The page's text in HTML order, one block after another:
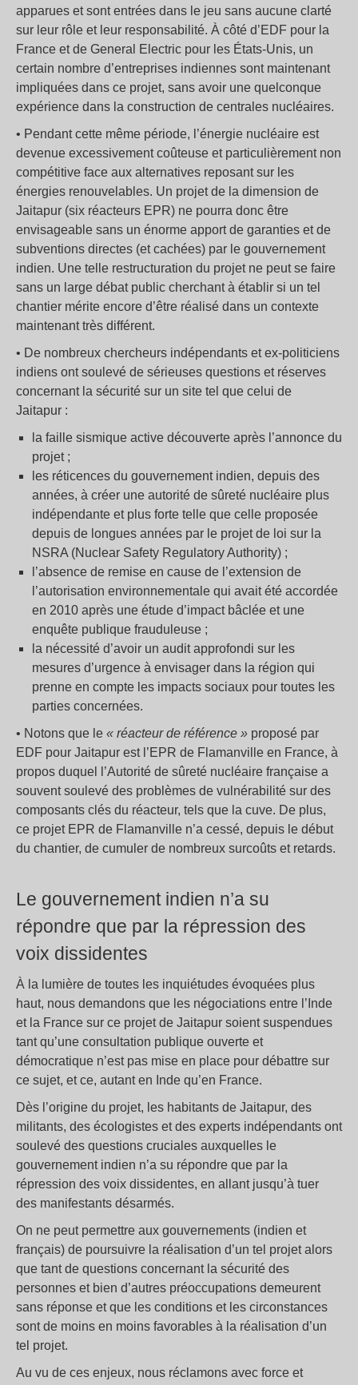
apparues et sont entrées dans le jeu sans aucune clarté
sur leur rôle et leur responsabilité. À côté d’EDF pour la
France et de General Electric pour les États-Unis, un
certain nombre d’entreprises indiennes sont maintenant
impliquées dans ce projet, sans avoir une quelconque
expérience dans la construction de centrales nucléaires.
• Pendant cette même période, l’énergie nucléaire est
devenue excessivement coûteuse et particulièrement non
compétitive face aux alternatives reposant sur les
énergies renouvelables. Un projet de la dimension de
Jaitapur (six réacteurs EPR) ne pourra donc être
envisageable sans un énorme apport de garanties et de
subventions directes (et cachées) par le gouvernement
indien. Une telle restructuration du projet ne peut se faire
sans un large débat public cherchant à établir si un tel
chantier mérite encore d’être réalisé dans un contexte
maintenant très différent.
• De nombreux chercheurs indépendants et ex-politiciens
indiens ont soulevé de sérieuses questions et réserves
concernant la sécurité sur un site tel que celui de
Jaitapur :
la faille sismique active découverte après l’annonce du
projet ;
les réticences du gouvernement indien, depuis des
années, à créer une autorité de sûreté nucléaire plus
indépendante et plus forte telle que celle proposée
depuis de longues années par le projet de loi sur la
NSRA (Nuclear Safety Regulatory Authority) ;
l’absence de remise en cause de l’extension de
l’autorisation environnementale qui avait été accordée
en 2010 après une étude d’impact bâclée et une
enquête publique frauduleuse ;
la nécessité d’avoir un audit approfondi sur les
mesures d’urgence à envisager dans la région qui
prenne en compte les impacts sociaux pour toutes les
parties concernées.
• Notons que le « réacteur de référence » proposé par
EDF pour Jaitapur est l’EPR de Flamanville en France, à
propos duquel l’Autorité de sûreté nucléaire française a
souvent soulevé des problèmes de vulnérabilité sur des
composants clés du réacteur, tels que la cuve. De plus,
ce projet EPR de Flamanville n’a cessé, depuis le début
du chantier, de cumuler de nombreux surcoûts et retards.
Le gouvernement indien n’a su
répondre que par la répression des
voix dissidentes
À la lumière de toutes les inquiétudes évoquées plus
haut, nous demandons que les négociations entre l’Inde
et la France sur ce projet de Jaitapur soient suspendues
tant qu’une consultation publique ouverte et
démocratique n’est pas mise en place pour débattre sur
ce sujet, et ce, autant en Inde qu’en France.
Dès l’origine du projet, les habitants de Jaitapur, des
militants, des écologistes et des experts indépendants ont
soulevé des questions cruciales auxquelles le
gouvernement indien n’a su répondre que par la
répression des voix dissidentes, en allant jusqu’à tuer
des manifestants désarmés.
On ne peut permettre aux gouvernements (indien et
français) de poursuivre la réalisation d’un tel projet alors
que tant de questions concernant la sécurité des
personnes et bien d’autres préoccupations demeurent
sans réponse et que les conditions et les circonstances
sont de moins en moins favorables à la réalisation d’un
tel projet.
Au vu de ces enjeux, nous réclamons avec force et